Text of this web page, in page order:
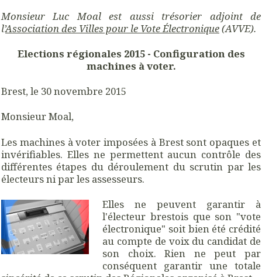
Monsieur Luc Moal est aussi trésorier adjoint de
l’Association des Villes pour le Vote Électronique(AVVE).
Elections régionales 2015 - Configuration des
machines à voter.
Brest, le 30 novembre 2015
Monsieur Moal,
Les machines à voter imposées à Brest sont opaques et
invérifiables. Elles ne permettent aucun contrôle des
différentes étapes du déroulement du scrutin par les
électeurs ni par les assesseurs.
Elles ne peuvent garantir à
l'électeur brestois que son "vote
électronique" soit bien été crédité
au compte de voix du candidat de
son choix. Rien ne peut par
conséquent garantir une totale